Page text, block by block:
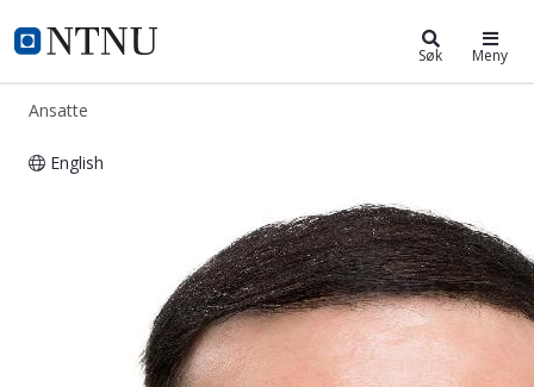
NTNU Hjemmeside
ntnu.no Søk Meny
Ansatte
English